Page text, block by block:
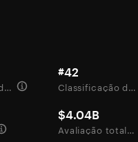
Capitalização de mercado
#42
Classificação de mercado
$4.04B
Avaliação totalmente diluída